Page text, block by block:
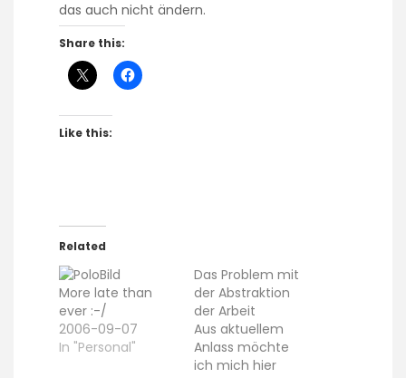
das auch nicht ändern.
Share this:
Like this:
Related
More late than
ever :-/
2006-09-07
In "Personal"
Das Problem mit
der Abstraktion
der Arbeit
Aus aktuellem
Anlass möchte
ich mich hier